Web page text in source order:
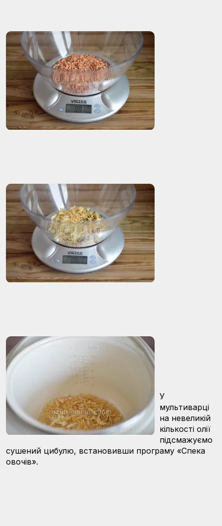
У
мультиварці
на невеликій
кількості олії
підсмажуємо
сушений цибулю, встановивши програму «Спека
овочів».